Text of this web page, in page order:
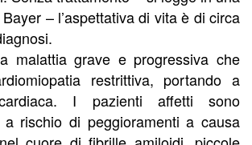
– l’aspettativa di vita è di circa
malattia grave e progressiva che
restrittiva, portando a
I pazienti affetti sono
a rischio di peggioramenti a causa